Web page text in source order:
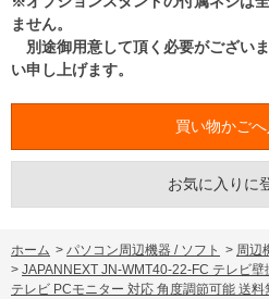
ません。
別途御用意して頂く必要がござい
い申し上げます。
お気に入りに
ホーム > パソコン周辺機器 / ソフト > 周辺
> JAPANNEXT JN-WMT40-22-FC テレビ
テレビ PCモニター 対応 角度調節可能 送料